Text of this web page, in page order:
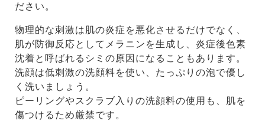
ださい。
物理的な刺激は肌の炎症を悪化させるだけでなく、
肌が防御反応としてメラニンを生成し、炎症後色素
沈着と呼ばれるシミの原因になることもあります。
洗顔は低刺激の洗顔料を使い、たっぷりの泡で優し
く洗いましょう。
ピーリングやスクラブ入りの洗顔料の使用も、肌を
傷つけるため厳禁です。